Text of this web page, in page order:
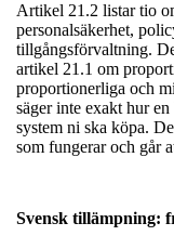
Artikel 21.2 listar tio
personalsäkerhet,
tillgångsförvaltning.
artikel 21.1 om
proportionerliga och
säger inte exakt hur
system ni ska köpa.
som fungerar och går
Svensk tillämpning: